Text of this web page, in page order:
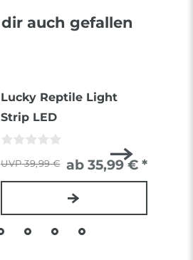
auch gefallen
Lucky Reptile Light
Strip LED
39,99 € ab 35,99 € *